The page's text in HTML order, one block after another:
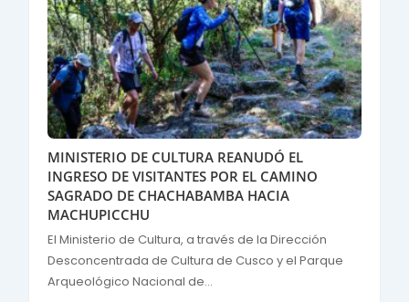
MINISTERIO DE CULTURA REANUDÓ EL
INGRESO DE VISITANTES POR EL CAMINO
SAGRADO DE CHACHABAMBA HACIA
MACHUPICCHU
El Ministerio de Cultura, a través de la Dirección
Desconcentrada de Cultura de Cusco y el Parque
Arqueológico Nacional de...